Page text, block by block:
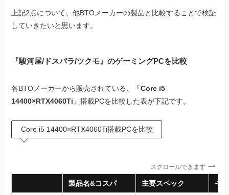
上記2点について、他BTOメーカーの製品と比較することで検証
していきたいと思います。
『駿河屋/ドスパラ/ツクモ』のゲーミングPCを比較
各BTOメーカーから販売されている、
「Core i5
14400×RTX4060Ti」搭載PCを比較した表が下記です。
Core i5 14400×RTX4060Ti搭載PCを比較
スクロールできます
製品名&コスパ 主要スペック そ